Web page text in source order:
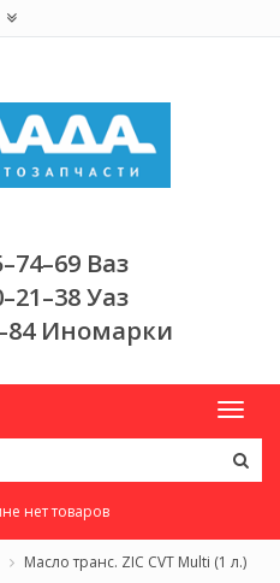
Ваз
Уаз
Иномарки
нет товаров
Масло транс. ZIC CVT Multi (1 л.)